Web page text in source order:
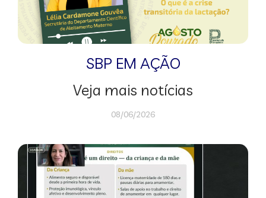
SBP EM AÇÃO
Veja mais notícias
08/06/2026